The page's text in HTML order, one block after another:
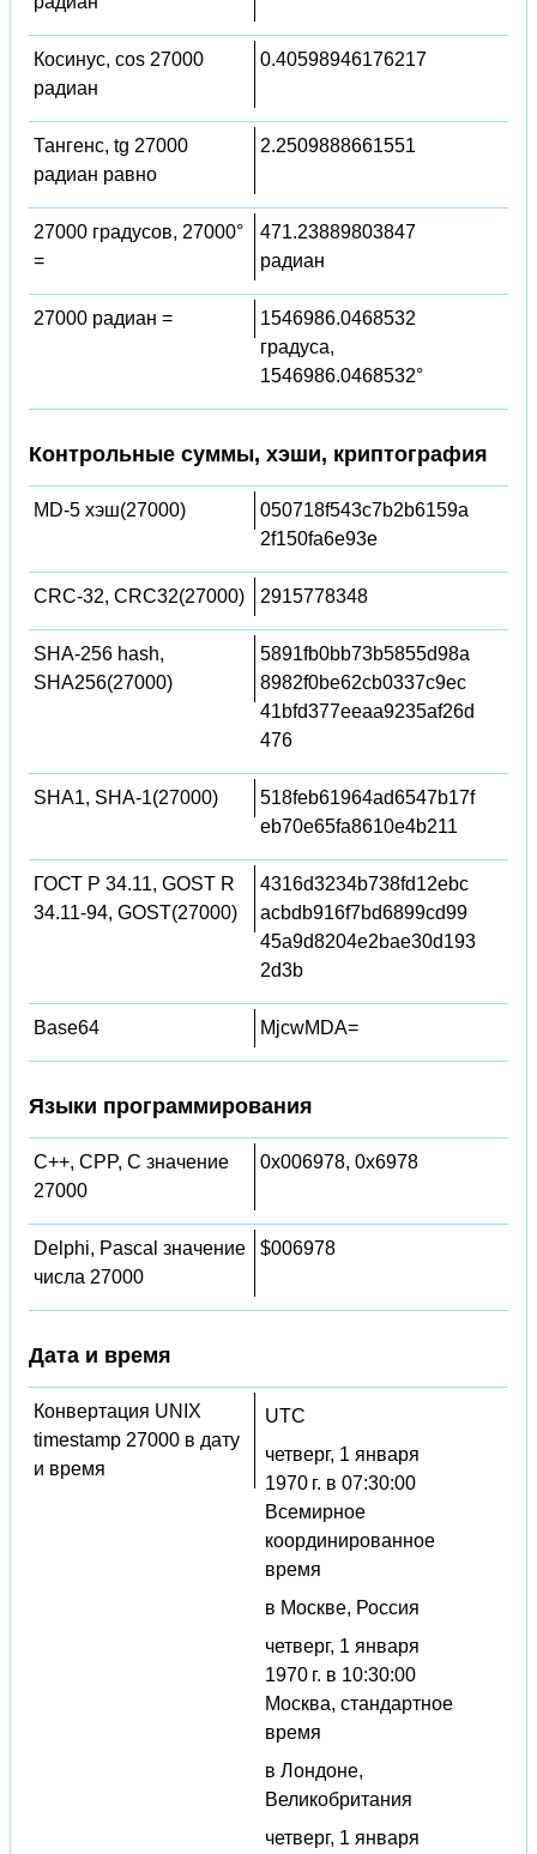
Косинус, cos 27000
радиан
0.40598946176217
Тангенс, tg 27000
радиан равно
2.2509888661551
27000 градусов, 27000°
=
471.23889803847
радиан
27000 радиан =
1546986.0468532
градуса,
1546986.0468532°
Контрольные суммы, хэши, криптография
MD-5 хэш(27000)
050718f543c7b2b6159a
2f150fa6e93e
CRC-32, CRC32(27000) 2915778348
SHA-256 hash,
SHA256(27000)
5891fb0bb73b5855d98a
8982f0be62cb0337c9ec
41bfd377eeaa9235af26d
476
SHA1, SHA-1(27000)
518feb61964ad6547b17f
eb70e65fa8610e4b211
ГОСТ Р 34.11, GOST R
34.11-94, GOST(27000)
4316d3234b738fd12ebc
acbdb916f7bd6899cd99
45a9d8204e2bae30d193
2d3b
Base64 MjcwMDA=
Языки программирования
C++, CPP, C значение
27000
0x006978, 0x6978
Delphi, Pascal значение
числа 27000
$006978
Дата и время
Конвертация UNIX
timestamp 27000 в дату
и время
UTC
четверг, 1 января
1970 г. в 07:30:00
Всемирное
координированное
время
в Москве, Россия
четверг, 1 января
1970 г. в 10:30:00
Москва, стандартное
время
в Лондоне,
Великобритания
четверг, 1 января